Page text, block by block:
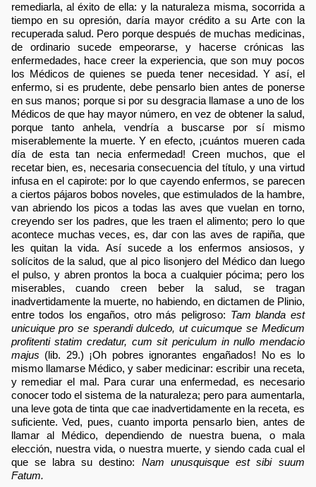
remediarla, al éxito de ella: y la naturaleza misma, socorrida a
tiempo en su opresión, daría mayor crédito a su Arte con la
recuperada salud. Pero porque después de muchas medicinas,
de ordinario sucede empeorarse, y hacerse crónicas las
enfermedades, hace creer la experiencia, que son muy pocos
los Médicos de quienes se pueda tener necesidad. Y así, el
enfermo, si es prudente, debe pensarlo bien antes de ponerse
en sus manos; porque si por su desgracia llamase a uno de los
Médicos de que hay mayor número, en vez de obtener la salud,
porque tanto anhela, vendría a buscarse por sí mismo
miserablemente la muerte. Y en efecto, ¡cuántos mueren cada
día de esta tan necia enfermedad! Creen muchos, que el
recetar bien, es, necesaria consecuencia del título, y una virtud
infusa en el capirote: por lo que cayendo enfermos, se parecen
a ciertos pájaros bobos noveles, que estimulados de la hambre,
van abriendo los picos a todas las aves que vuelan en torno,
creyendo ser los padres, que les traen el alimento; pero lo que
acontece muchas veces, es, dar con las aves de rapiña, que
les quitan la vida. Así sucede a los enfermos ansiosos, y
solícitos de la salud, que al pico lisonjero del Médico dan luego
el pulso, y abren prontos la boca a cualquier pócima; pero los
miserables, cuando creen beber la salud, se tragan
inadvertidamente la muerte, no habiendo, en dictamen de Plinio,
entre todos los engaños, otro más peligroso: Tam blanda est
unicuique pro se sperandi dulcedo, ut cuicumque se Medicum
profitenti statim credatur, cum sit periculum in nullo mendacio
majus (lib. 29.) ¡Oh pobres ignorantes engañados! No es lo
mismo llamarse Médico, y saber medicinar: escribir una receta,
y remediar el mal. Para curar una enfermedad, es necesario
conocer todo el sistema de la naturaleza; pero para aumentarla,
una leve gota de tinta que cae inadvertidamente en la receta, es
suficiente. Ved, pues, cuanto importa pensarlo bien, antes de
llamar al Médico, dependiendo de nuestra buena, o mala
elección, nuestra vida, o nuestra muerte, y siendo cada cual el
que se labra su destino: Nam unusquisque est sibi suum
Fatum.